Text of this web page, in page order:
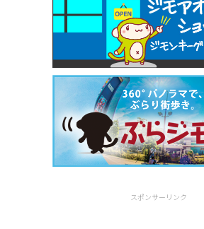
スポンサーリンク